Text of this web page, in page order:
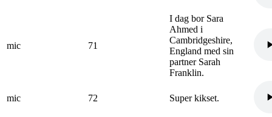
mic 71
I dag bor Sara
Ahmed i
Cambridgeshire,
England med sin
partner Sarah
Franklin.
mic 72 Super kikset.